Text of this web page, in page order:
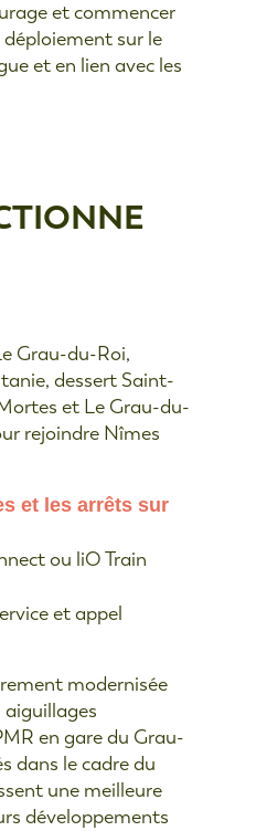
et commencer
sur le
et en lien avec les
Grau-du-Roi,
dessert Saint-
et Le Grau-du-
rejoindre Nîmes
et les arrêts sur
ou liO Train
et appel
modernisée
aiguillages
en gare du Grau-
dans le cadre du
une meilleure
développements